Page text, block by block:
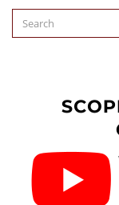
Search
for: